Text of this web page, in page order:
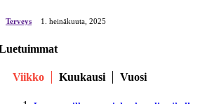
Terveys 1. heinäkuuta, 2025
Viikko Kuukausi Vuosi